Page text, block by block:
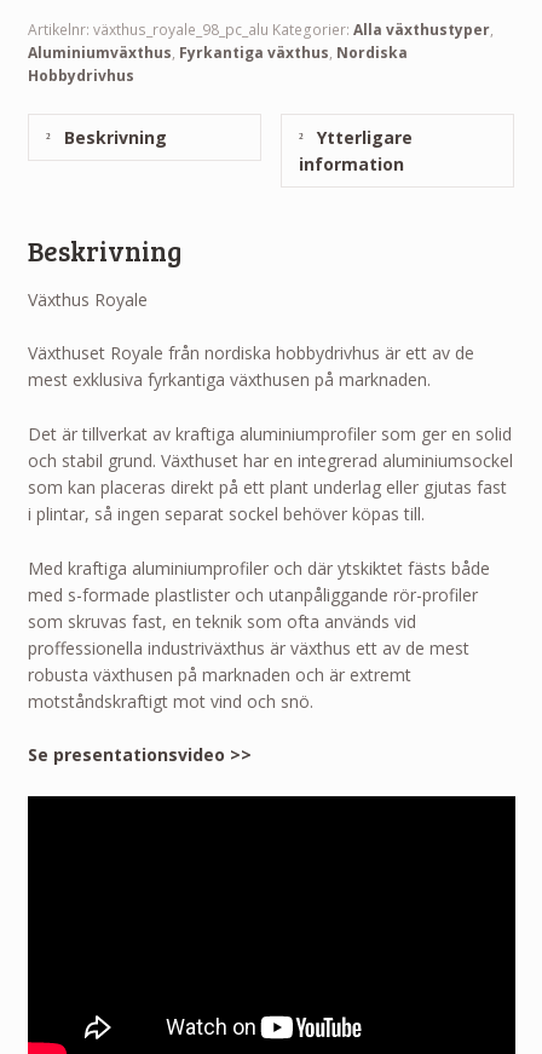
Artikelnr: växthus_royale_98_pc_alu Kategorier: Alla växthustyper,
Aluminiumväxthus, Fyrkantiga växthus, Nordiska
Hobbydrivhus
Beskrivning
Ytterligare
information
Beskrivning
Växthus Royale
Växthuset Royale från nordiska hobbydrivhus är ett av de
mest exklusiva fyrkantiga växthusen på marknaden.
Det är tillverkat av kraftiga aluminiumprofiler som ger en solid
och stabil grund. Växthuset har en integrerad aluminiumsockel
som kan placeras direkt på ett plant underlag eller gjutas fast
i plintar, så ingen separat sockel behöver köpas till.
Med kraftiga aluminiumprofiler och där ytskiktet fästs både
med s-formade plastlister och utanpåliggande rör-profiler
som skruvas fast, en teknik som ofta används vid
proffessionella industriväxthus är växthus ett av de mest
robusta växthusen på marknaden och är extremt
motståndskraftigt mot vind och snö.
Se presentationsvideo >>